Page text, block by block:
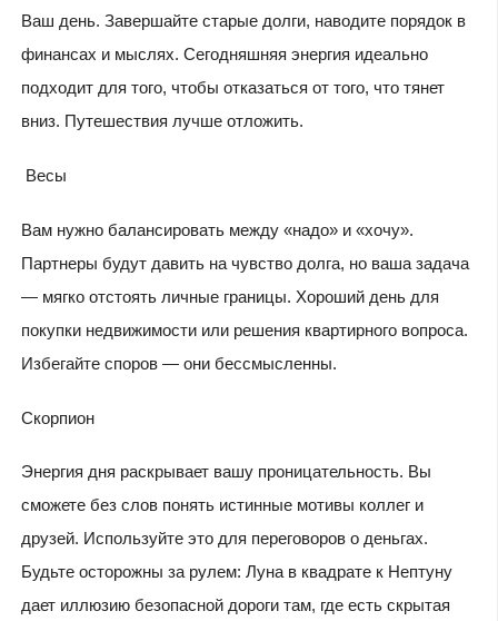
Ваш день. Завершайте старые долги, наводите порядок в
финансах и мыслях. Сегодняшняя энергия идеально
подходит для того, чтобы отказаться от того, что тянет
вниз. Путешествия лучше отложить.
Весы
Вам нужно балансировать между «надо» и «хочу».
Партнеры будут давить на чувство долга, но ваша задача
— мягко отстоять личные границы. Хороший день для
покупки недвижимости или решения квартирного вопроса.
Избегайте споров — они бессмысленны.
Скорпион
Энергия дня раскрывает вашу проницательность. Вы
сможете без слов понять истинные мотивы коллег и
друзей. Используйте это для переговоров о деньгах.
Будьте осторожны за рулем: Луна в квадрате к Нептуну
дает иллюзию безопасной дороги там, где есть скрытая